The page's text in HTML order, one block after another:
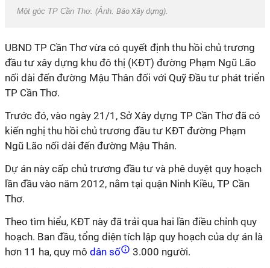
Một góc TP Cần Thơ. (Ảnh: Báo Xây dựng).
UBND TP Cần Thơ vừa có quyết định thu hồi chủ trương
đầu tư xây dựng khu đô thị (KĐT) đường Phạm Ngũ Lão
nối dài đến đường Mậu Thân đối với Quỹ Đầu tư phát triển
TP Cần Thơ.
Trước đó, vào ngày 21/1, Sở Xây dựng TP Cần Thơ đã có
kiến nghị thu hồi chủ trương đầu tư KĐT đường Phạm
Ngũ Lão nối dài đến đường Mậu Thân.
Dự án này cấp chủ trương đầu tư và phê duyệt quy hoạch
lần đầu vào năm 2012, nằm tại quận Ninh Kiều, TP Cần
Thơ.
Theo tìm hiểu, KĐT này đã trải qua hai lần điều chỉnh quy
hoạch. Ban đầu, tổng diện tích lập quy hoạch của dự án là
hơn 11 ha, quy mô dân số
3.000 người.